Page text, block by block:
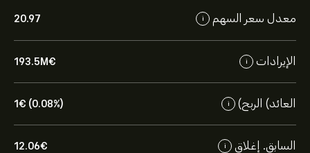
معدل سعر السهم i
20.97
الإيرادات i
193.5M‎€‎
العائد) الربح) i
1‎€‎ (0.08%)
السابق. إغلاق i
12.06‎€‎